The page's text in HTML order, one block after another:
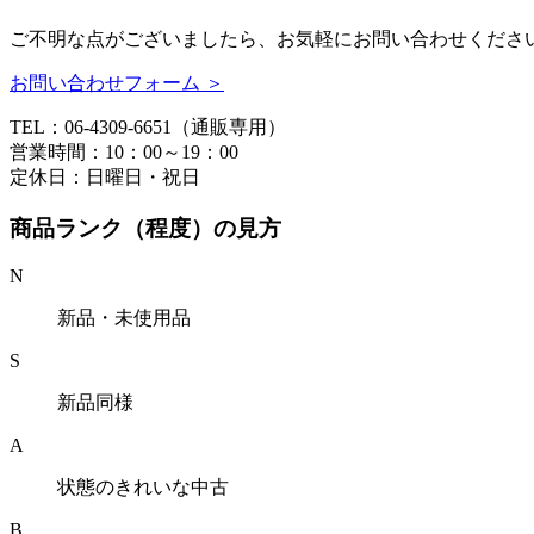
ご不明な点がございましたら、お気軽にお問い合わせくださ
お問い合わせフォーム ＞
TEL：06-4309-6651（通販専用）
営業時間：10：00～19：00
定休日：日曜日・祝日
商品ランク（程度）の見方
N
新品・未使用品
S
新品同様
A
状態のきれいな中古